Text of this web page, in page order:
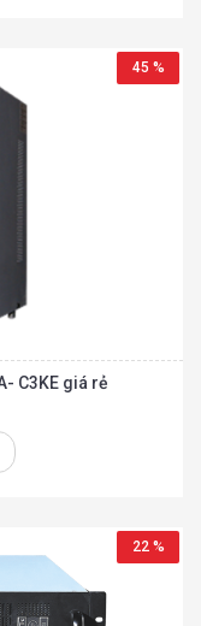
45 %
C3KE giá rẻ
22 %